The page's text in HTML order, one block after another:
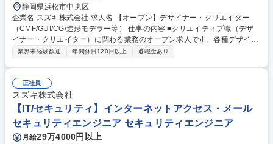
静岡県浜松市中央区
企業名 スズキ株式会社 求人名 【オープン】デザイナー・クリエイター
（CMF/GUI/CG/造形モデラー等） 仕事の内容 ■クリエイティブ職（デザ
イナー・クリエイター）に関わる業務のオープン求人です。各種デザイナ
ーに関する業務経験をお持ちの方で、どの求人に応募してよいか迷われた
けるCMFデザイナー/GUI/グラフィックユーザーインターフェイスデザイ
ナー/デジタルモデラー/CGクリエイター/造形モデラー（クレイならびにC
AD） など 募集職種 【オープン】デザイナー・クリエイター（CMF/GUI/
業界未経験歓迎 年間休日120日以上 退職金あり
正社員
スズキ株式会社
【IT/セキュリティ】インターネットアクセス・メール
セキュリティエンジニア セキュリティエンジニア
月給29万4000円以上